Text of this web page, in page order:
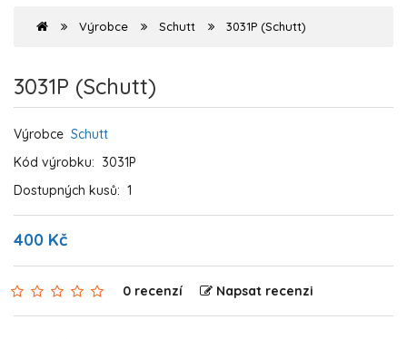
Výrobce Schutt 3031P (Schutt)
3031P (Schutt)
Výrobce Schutt
Kód výrobku: 3031P
Dostupných kusů: 1
400 Kč
0 recenzí Napsat recenzi